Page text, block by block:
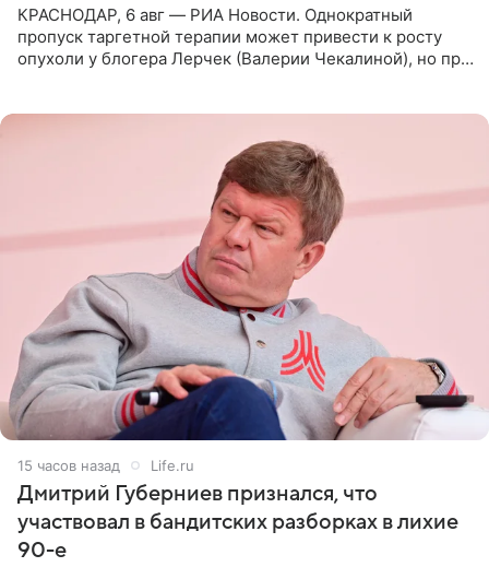
КРАСНОДАР, 6 авг — РИА Новости. Однократный
пропуск таргетной терапии может привести к росту
опухоли у блогера Лерчек (Валерии Чекалиной), но при
15 часов назад Life.ru
Дмитрий Губерниев признался, что
участвовал в бандитских разборках в лихие
90-е